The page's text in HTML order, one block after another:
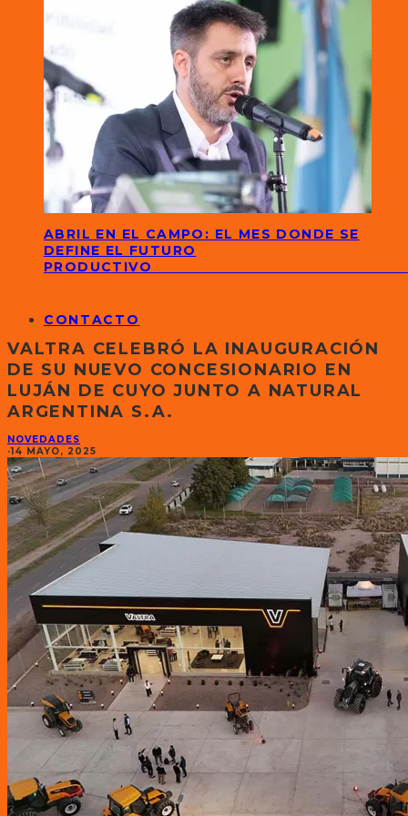
ABRIL EN EL CAMPO: EL MES DONDE SE
DEFINE EL FUTURO
PRODUCTIVO
CONTACTO
VALTRA CELEBRÓ LA INAUGURACIÓN
DE SU NUEVO CONCESIONARIO EN
LUJÁN DE CUYO JUNTO A NATURAL
ARGENTINA S.A.
NOVEDADES
·14 MAYO, 2025